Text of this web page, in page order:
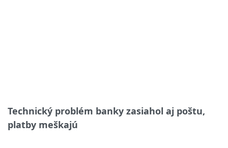
Technický problém banky zasiahol aj poštu,
platby meškajú